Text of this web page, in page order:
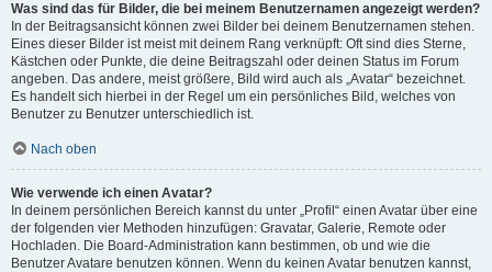
Was sind das für Bilder, die bei meinem Benutzernamen angezeigt werden?
In der Beitragsansicht können zwei Bilder bei deinem Benutzernamen stehen.
Eines dieser Bilder ist meist mit deinem Rang verknüpft: Oft sind dies Sterne,
Kästchen oder Punkte, die deine Beitragszahl oder deinen Status im Forum
angeben. Das andere, meist größere, Bild wird auch als „Avatar“ bezeichnet.
Es handelt sich hierbei in der Regel um ein persönliches Bild, welches von
Benutzer zu Benutzer unterschiedlich ist.
Nach oben
Wie verwende ich einen Avatar?
In deinem persönlichen Bereich kannst du unter „Profil“ einen Avatar über eine
der folgenden vier Methoden hinzufügen: Gravatar, Galerie, Remote oder
Hochladen. Die Board-Administration kann bestimmen, ob und wie die
Benutzer Avatare benutzen können. Wenn du keinen Avatar benutzen kannst,